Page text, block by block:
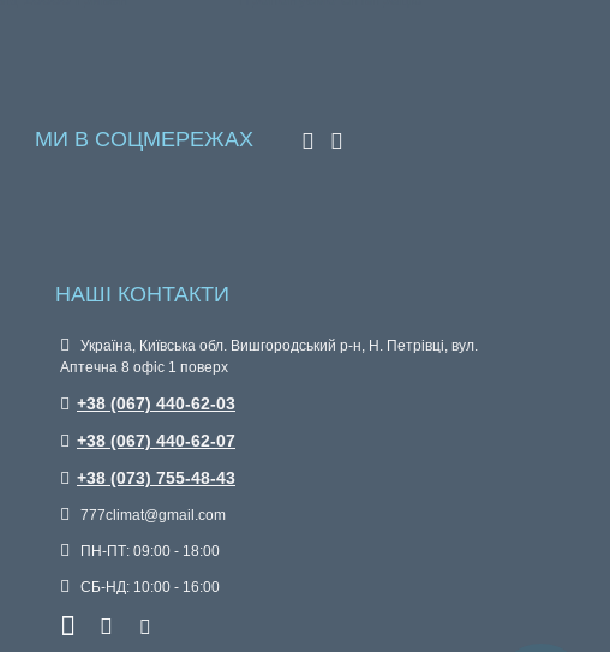
МИ В СОЦМЕРЕЖАХ
НАШІ КОНТАКТИ
Україна, Київська обл. Вишгородський р-н, Н. Петрівці, вул.
Аптечна 8 офіс 1 поверх
+38 (067) 440-62-03
+38 (067) 440-62-07
+38 (073) 755-48-43
777climat@gmail.com
ПН-ПТ: 09:00 - 18:00
СБ-НД: 10:00 - 16:00